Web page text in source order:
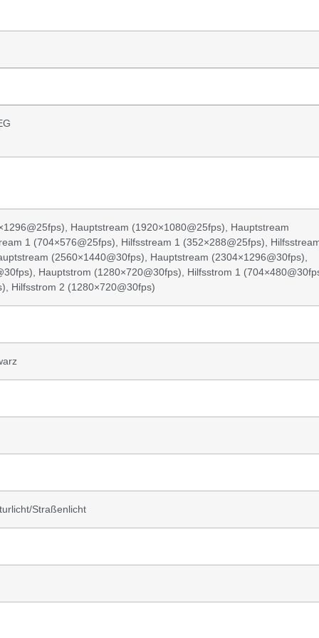
Hauptstream (1920×1080@25fps), Hauptstream
1 (704×576@25fps), Hilfsstream 1 (352×288@25fps),
(2560×1440@30fps), Hauptstream (2304×1296@30fps),
Hauptstrom (1280×720@30fps), Hilfsstrom 1
Hilfsstrom 2 (1280×720@30fps)
Straßenlicht